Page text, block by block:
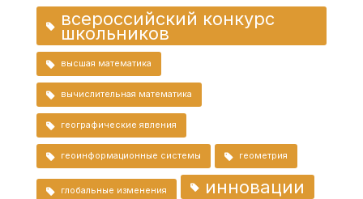
всероссийский конкурс
школьников
высшая математика
вычислительная математика
географические явления
геоинформационные системы геометрия
глобальные изменения
инновации